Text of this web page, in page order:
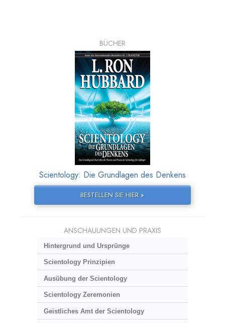
BÜCHER
Scientology: Die Grundlagen des Denkens
BESTELLEN SIE HIER »
ANSCHAUUNGEN UND PRAXIS
Hintergrund und Ursprünge
Scientology Prinzipien
Ausübung der Scientology
Scientology Zeremonien
Geistliches Amt der Scientology